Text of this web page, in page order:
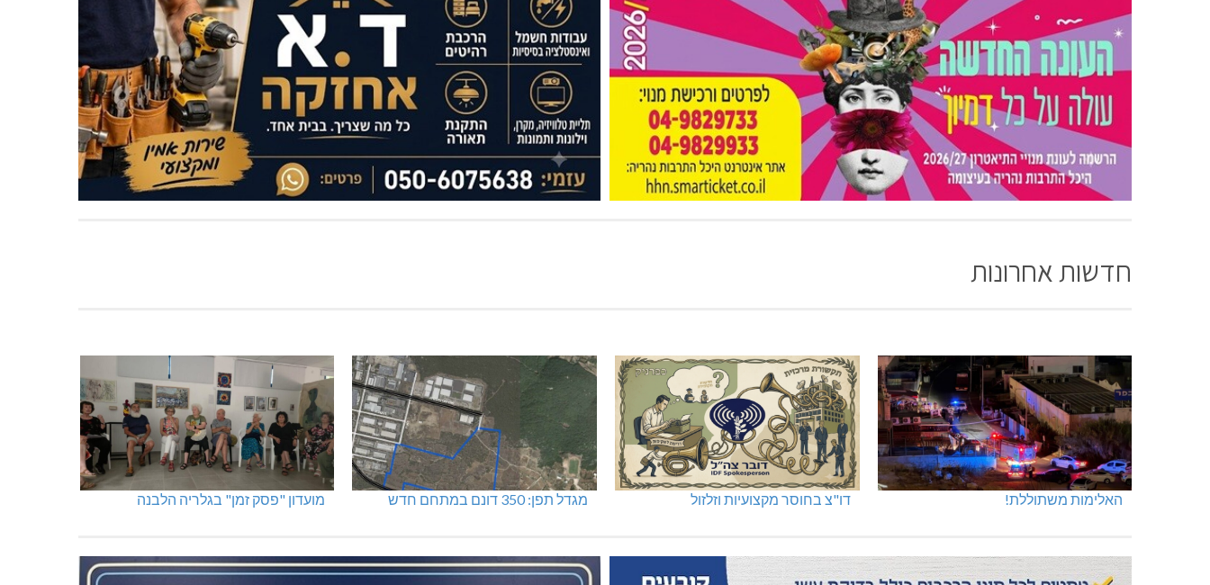
חדשות אחרונות
האלימות משתוללת! דו"צ בחוסר מקצועיות וזלזול מגדל תפן: 350 דונם במתחם חדש מועדון "פסק זמן" בגלריה הלבנה